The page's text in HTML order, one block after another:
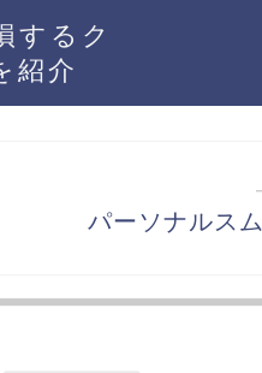
するク
紹介
パーソナルス